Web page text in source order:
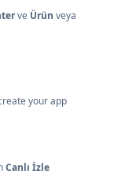
ve Ürün veya
your app
Canlı İzle